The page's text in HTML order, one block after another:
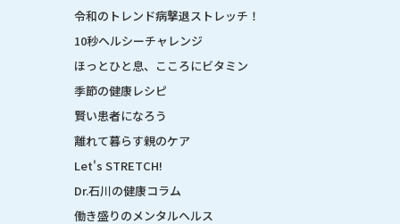
令和のトレンド病撃退ストレッチ！
10秒ヘルシーチャレンジ
ほっとひと息、こころにビタミン
季節の健康レシピ
賢い患者になろう
離れて暮らす親のケア
Let's STRETCH!
Dr.石川の健康コラム
働き盛りのメンタルヘルス